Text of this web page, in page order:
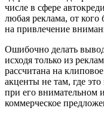
числе в сфере
любая реклама, от кого
на привлечение
Ошибочно делать
исходя только из
рассчитана на
акценты не там, где
при его внимательном
коммерческое